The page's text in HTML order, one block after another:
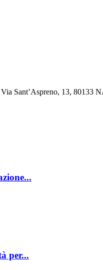
Sant’Aspreno, 13,
per...